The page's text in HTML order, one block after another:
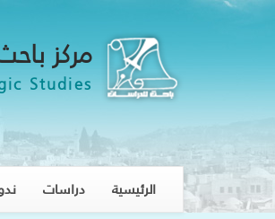
مركز
Studies
الرئيسية دراسات